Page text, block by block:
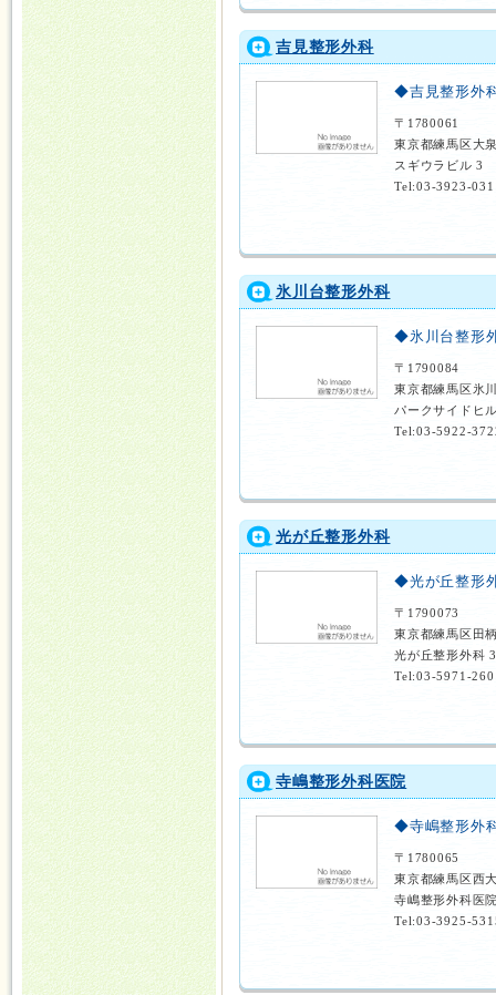
吉見整形外科
◆吉見整形外
〒1780061
東京都練馬区大
スギウラビル 3
Tel:03-3923-
氷川台整形外科
◆氷川台整形
〒1790084
東京都練馬区氷
パークサイドヒ
Tel:03-5922-
光が丘整形外科
◆光が丘整形
〒1790073
東京都練馬区田
光が丘整形外科
Tel:03-5971-
寺嶋整形外科医院
◆寺嶋整形外
〒1780065
東京都練馬区西
寺嶋整形外科医
Tel:03-3925-